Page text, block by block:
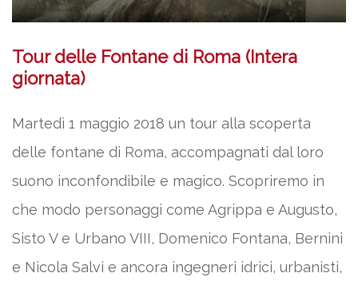
Tour delle Fontane di Roma (Intera
giornata)
Martedì 1 maggio 2018 un tour alla scoperta
delle fontane di Roma, accompagnati dal loro
suono inconfondibile e magico. Scopriremo in
che modo personaggi come Agrippa e Augusto,
Sisto V e Urbano VIII, Domenico Fontana, Bernini
e Nicola Salvi e ancora ingegneri idrici, urbanisti,